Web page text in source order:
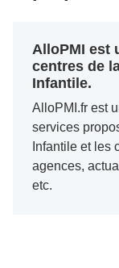
AlloPMI est
centres de
Infantile.
AlloPMI.fr est
services
Infantile et les
agences,
etc.